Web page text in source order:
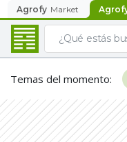
Agrofy Market
Temas del momento: